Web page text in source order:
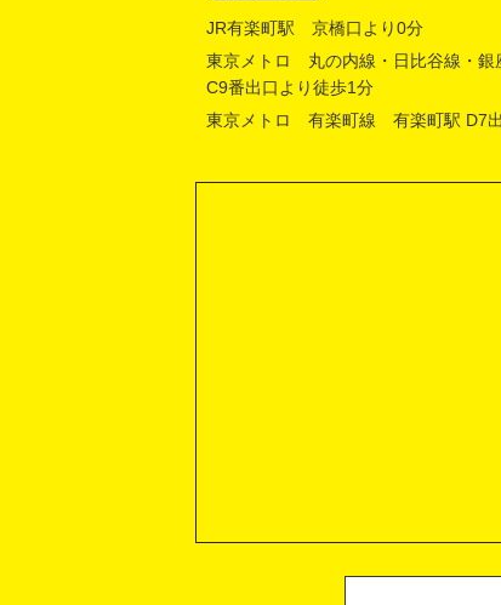
JR有楽町駅 京橋口より0分
東京メトロ 丸の内線・日比谷線・
C9番出口より徒歩1分
東京メトロ 有楽町線 有楽町駅 D7